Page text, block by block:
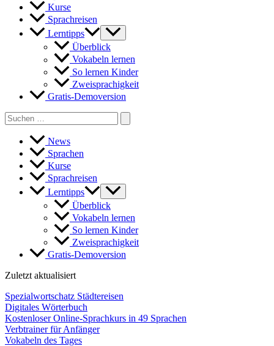
Kurse
Sprachreisen
Lerntipps
Überblick
Vokabeln lernen
So lernen Kinder
Zweisprachigkeit
Gratis-Demoversion
Search
for:
News
Sprachen
Kurse
Sprachreisen
Lerntipps
Überblick
Vokabeln lernen
So lernen Kinder
Zweisprachigkeit
Gratis-Demoversion
Zuletzt aktualisiert
Spezialwortschatz Städtereisen
Digitales Wörterbuch
Kostenloser Online-Sprachkurs in 49 Sprachen
Verbtrainer für Anfänger
Vokabeln des Tages